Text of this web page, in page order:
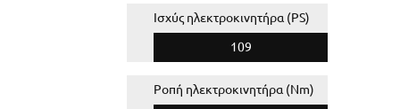
Ισχύς ηλεκτροκινητήρα (PS)
109
Ροπή ηλεκτροκινητήρα (Nm)